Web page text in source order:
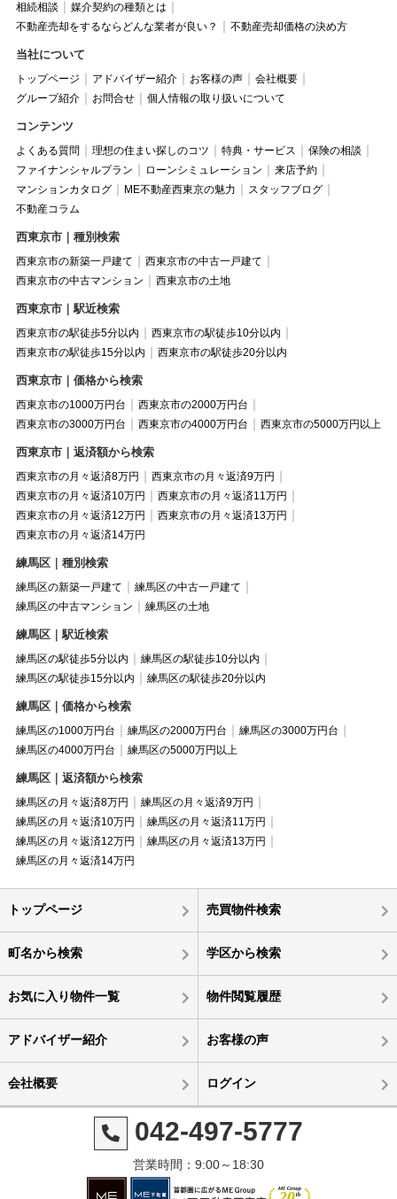
相続相談
媒介契約の種類とは
不動産売却をするならどんな業者が良い？
不動産売却価格の決め方
当社について
トップページ アドバイザー紹介 お客様の声
会社概要
グループ紹介
お問合せ 個人情報の取り扱いについて
コンテンツ
よくある質問 理想の住まい探しのコツ 特典・サービス
保険の相談
ファイナンシャルプラン
ローンシミュレーション
来店予約
マンションカタログ
ME不動産西東京の魅力
スタッフブログ
不動産コラム
西東京市｜種別検索
西東京市の新築一戸建て
西東京市の中古一戸建て
西東京市の中古マンション
西東京市の土地
西東京市｜駅近検索
西東京市の駅徒歩5分以内
西東京市の駅徒歩10分以内
西東京市の駅徒歩15分以内
西東京市の駅徒歩20分以内
西東京市｜価格から検索
西東京市の1000万円台
西東京市の2000万円台
西東京市の3000万円台
西東京市の4000万円台 西東京市の5000万円以上
西東京市｜返済額から検索
西東京市の月々返済8万円
西東京市の月々返済9万円
西東京市の月々返済10万円
西東京市の月々返済11万円
西東京市の月々返済12万円
西東京市の月々返済13万円
西東京市の月々返済14万円
練馬区｜種別検索
練馬区の新築一戸建て
練馬区の中古一戸建て
練馬区の中古マンション
練馬区の土地
練馬区｜駅近検索
練馬区の駅徒歩5分以内
練馬区の駅徒歩10分以内
練馬区の駅徒歩15分以内
練馬区の駅徒歩20分以内
練馬区｜価格から検索
練馬区の1000万円台 練馬区の2000万円台
練馬区の3000万円台
練馬区の4000万円台
練馬区の5000万円以上
練馬区｜返済額から検索
練馬区の月々返済8万円
練馬区の月々返済9万円
練馬区の月々返済10万円
練馬区の月々返済11万円
練馬区の月々返済12万円
練馬区の月々返済13万円
練馬区の月々返済14万円
トップページ 売買物件検索
町名から検索 学区から検索
お気に入り物件一覧 物件閲覧履歴
アドバイザー紹介 お客様の声
会社概要 ログイン
042-497-5777
営業時間：9:00～18:30